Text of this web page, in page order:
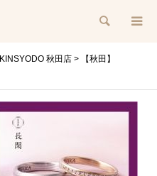
検索
KINSYODO 秋田店 >
【秋田】